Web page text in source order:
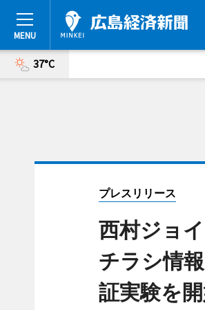
37°C
プレスリリース
西村ジョ
チラシ情
証実験を